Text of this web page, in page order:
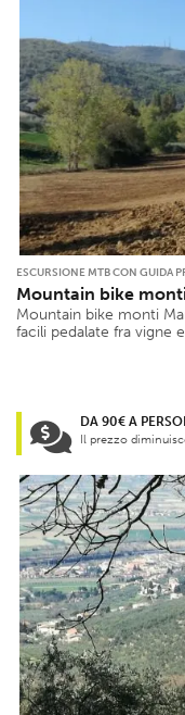
ESCURSIONE MTB CON GUIDA
Mountain bike
Mountain bike monti
facili pedalate fra vigne
DA 90€ A
Il prezzo